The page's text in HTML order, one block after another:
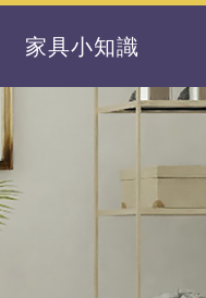
家具小知識